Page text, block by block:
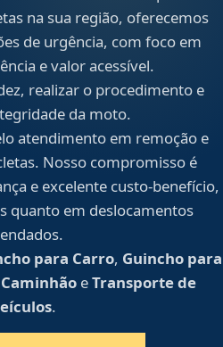
na sua região, oferecemos
de urgência, com foco em
e valor acessível.
realizar o procedimento e
da moto.
atendimento em remoção e
Nosso compromisso é
e excelente custo-benefício,
quanto em deslocamentos
para Carro, Guincho para
eTransporte de
.